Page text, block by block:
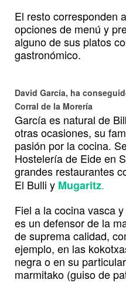
El resto corresponden
opciones de menú y
alguno de sus platos
gastronómico.
David García, ha
Corral de la Morería
García es natural de
otras ocasiones, su
pasión por la cocina.
Hostelería de Eide en
grandes restaurantes
El Bulli y Mugaritz.
Fiel a la cocina vasca
es un defensor de la
de suprema calidad,
ejemplo, en las
negra o en su
marmitako (guiso de